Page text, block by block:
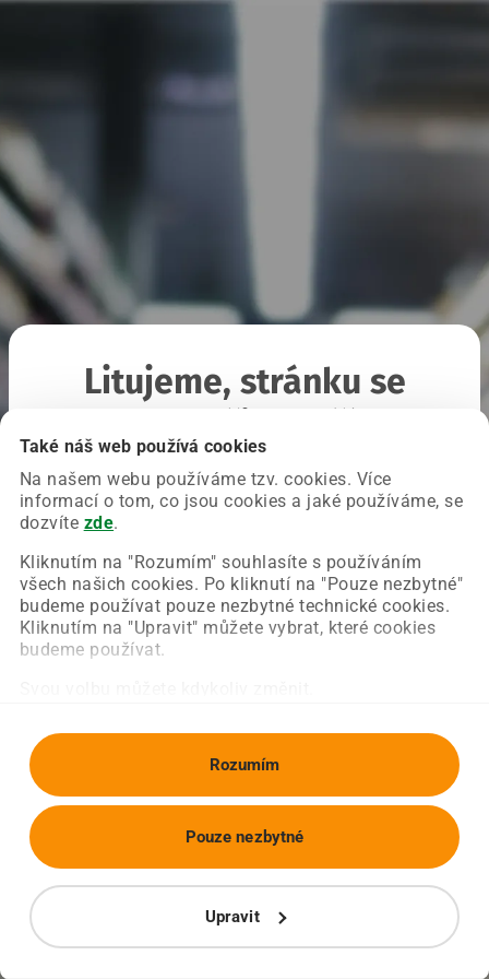
Také náš web používá cookies
Na našem webu používáme tzv. cookies. Více
informací o tom, co jsou cookies a jaké používáme, se
dozvíte zde.
Kliknutím na "Rozumím" souhlasíte s používáním
všech našich cookies. Po kliknutí na "Pouze nezbytné"
budeme používat pouze nezbytné technické cookies.
Kliknutím na "Upravit" můžete vybrat, které cookies
budeme používat.
Rozumím
Upravit
Pouze nezbytné
Litujeme, stránku se
Chyba nastala na naší straně a už ji opravujeme.
Zkuste prosím znovu načíst požadovanou stránku.
Obnovit stránku Úvodní strana